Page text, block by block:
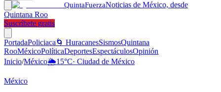
QuintaFuerzaNoticias de México, desde
Quintana Roo
Suscríbete gratis
PortadaPoliciaca 🌀 HuracanesSismosQuintana
RooMéxicoPolíticaDeportesEspectáculosOpinión
Inicio/México🌦️15°C· Ciudad de México
México